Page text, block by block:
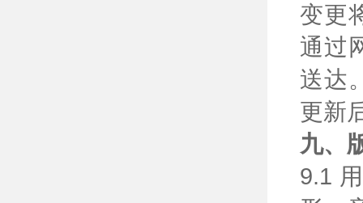
变更
通过
送达
更新
九、
9.1